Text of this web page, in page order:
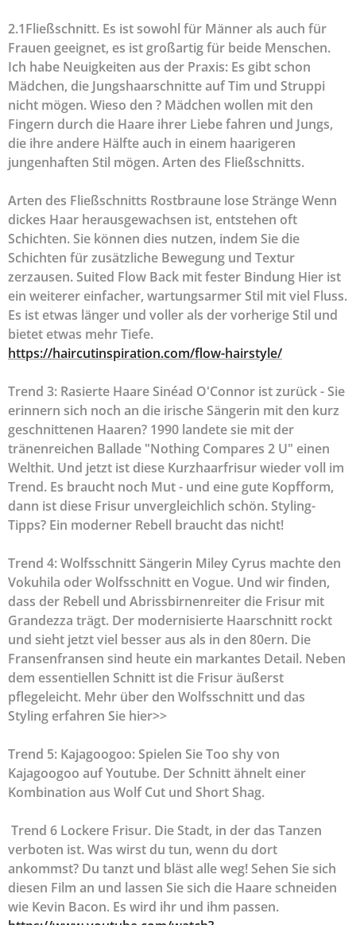
2.1Fließschnitt. Es ist sowohl für Männer als auch für
Frauen geeignet, es ist großartig für beide Menschen.
Ich habe Neuigkeiten aus der Praxis: Es gibt schon
Mädchen, die Jungshaarschnitte auf Tim und Struppi
nicht mögen. Wieso den ? Mädchen wollen mit den
Fingern durch die Haare ihrer Liebe fahren und Jungs,
die ihre andere Hälfte auch in einem haarigeren
jungenhaften Stil mögen. Arten des Fließschnitts.
Arten des Fließschnitts Rostbraune lose Stränge Wenn
dickes Haar herausgewachsen ist, entstehen oft
Schichten. Sie können dies nutzen, indem Sie die
Schichten für zusätzliche Bewegung und Textur
zerzausen. Suited Flow Back mit fester Bindung Hier ist
ein weiterer einfacher, wartungsarmer Stil mit viel Fluss.
Es ist etwas länger und voller als der vorherige Stil und
bietet etwas mehr Tiefe.
https://haircutinspiration.com/flow-hairstyle/
Trend 3: Rasierte Haare Sinéad O'Connor ist zurück - Sie
erinnern sich noch an die irische Sängerin mit den kurz
geschnittenen Haaren? 1990 landete sie mit der
tränenreichen Ballade "Nothing Compares 2 U" einen
Welthit. Und jetzt ist diese Kurzhaarfrisur wieder voll im
Trend. Es braucht noch Mut - und eine gute Kopfform,
dann ist diese Frisur unvergleichlich schön. Styling-
Tipps? Ein moderner Rebell braucht das nicht!
Trend 4: Wolfsschnitt Sängerin Miley Cyrus machte den
Vokuhila oder Wolfsschnitt en Vogue. Und wir finden,
dass der Rebell und Abrissbirnenreiter die Frisur mit
Grandezza trägt. Der modernisierte Haarschnitt rockt
und sieht jetzt viel besser aus als in den 80ern. Die
Fransenfransen sind heute ein markantes Detail. Neben
dem essentiellen Schnitt ist die Frisur äußerst
pflegeleicht. Mehr über den Wolfsschnitt und das
Styling erfahren Sie hier>>
Trend 5: Kajagoogoo: Spielen Sie Too shy von
Kajagoogoo auf Youtube. Der Schnitt ähnelt einer
Kombination aus Wolf Cut und Short Shag.
Trend 6 Lockere Frisur. Die Stadt, in der das Tanzen
verboten ist. Was wirst du tun, wenn du dort
ankommst? Du tanzt und bläst alle weg! Sehen Sie sich
diesen Film an und lassen Sie sich die Haare schneiden
wie Kevin Bacon. Es wird ihr und ihm passen.